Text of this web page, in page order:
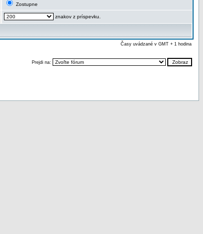
Zostupne
znakov z príspevku.
Časy uvádzané v GMT + 1 hodina
Prejdi na: